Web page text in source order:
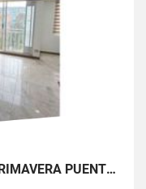
SE VENDE APARTAMENTO EN PRIMAVERA PUENTE ARANDA